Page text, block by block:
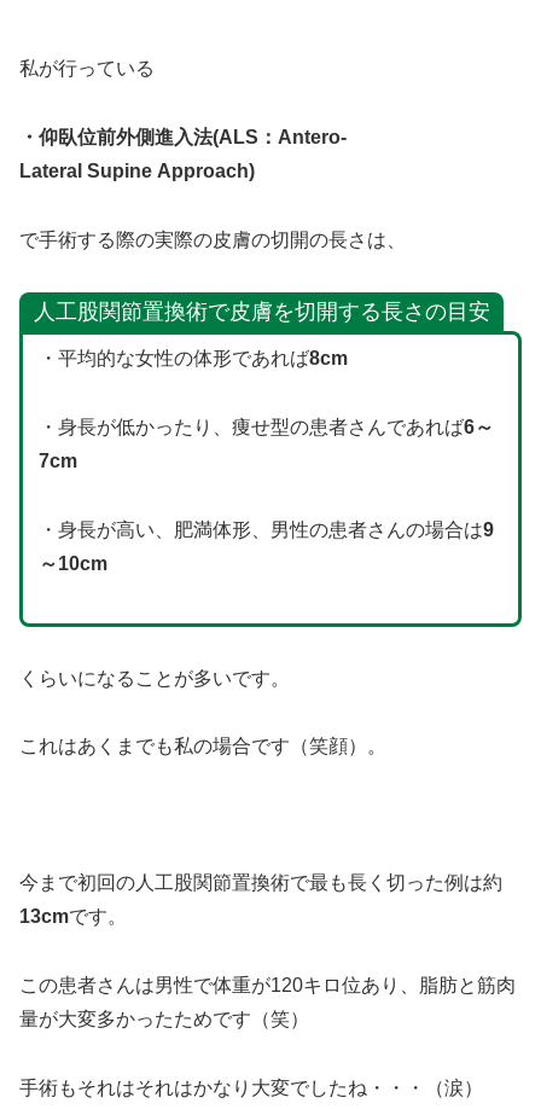
私が行っている
・仰臥位前外側進入法(ALS：Antero-
Lateral Supine Approach)
で手術する際の実際の皮膚の切開の長さは、
人工股関節置換術で皮膚を切開する長さの目安
・平均的な女性の体形であれば8cm
・身長が低かったり、痩せ型の患者さんであれば6～
7cm
・身長が高い、肥満体形、男性の患者さんの場合は9
～10cm
くらいになることが多いです。
これはあくまでも私の場合です（笑顔）。
今まで初回の人工股関節置換術で最も長く切った例は約
13cmです。
この患者さんは男性で体重が120キロ位あり、脂肪と筋肉
量が大変多かったためです（笑）
手術もそれはそれはかなり大変でしたね・・・（涙）